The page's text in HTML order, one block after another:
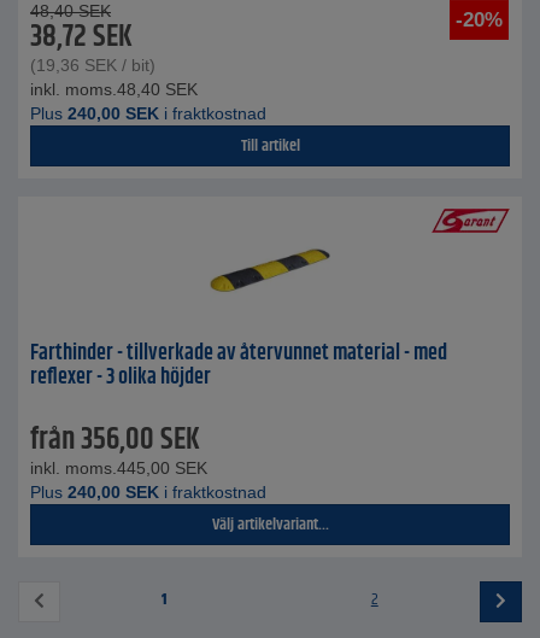
-20%
48,40 SEK
38,72SEK
(19,36 SEK / bit)
inkl. moms. 48,40 SEK
Plus 240,00 SEK i fraktkostnad
Till artikel
Farthinder - tillverkade av återvunnet material - med
reflexer - 3 olika höjder
från356,00SEK
inkl. moms. 445,00 SEK
Plus 240,00 SEK i fraktkostnad
Välj artikelvariant...
1 2